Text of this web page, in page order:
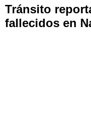
Tránsito
fallecidos en